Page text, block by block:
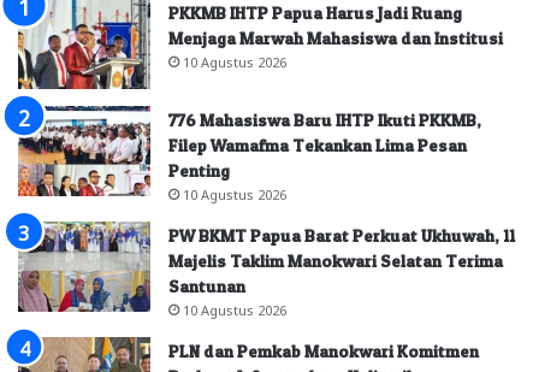
PKKMB IHTP Papua Harus Jadi Ruang
Menjaga Marwah Mahasiswa dan Institusi
10 Agustus 2026
776 Mahasiswa Baru IHTP Ikuti PKKMB,
Filep Wamafma Tekankan Lima Pesan
Penting
10 Agustus 2026
PW BKMT Papua Barat Perkuat Ukhuwah, 11
Majelis Taklim Manokwari Selatan Terima
Santunan
10 Agustus 2026
PLN dan Pemkab Manokwari Komitmen